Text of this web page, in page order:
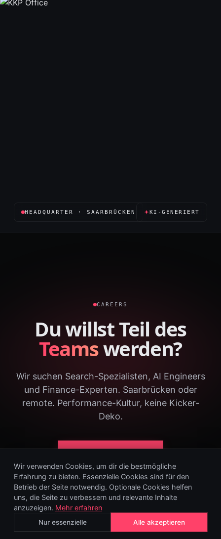
HEADQUARTER · SAARBRÜCKEN KI-GENERIERT
CAREERS
Du willst Teil des
Teamswerden?
Wir suchen Search-Spezialisten, AI Engineers
und Finance-Experten. Saarbrücken oder
remote. Performance-Kultur, keine Kicker-
Deko.
KEINE BERUFSEINSTEIGER · NUR SPEZIALISTEN
Wir verwenden Cookies, um dir die bestmögliche
Erfahrung zu bieten. Essenzielle Cookies sind für den
Betrieb der Seite notwendig. Optionale Cookies helfen
uns, die Seite zu verbessern und relevante Inhalte
anzuzeigen. Mehr erfahren
Nur essenzielle Alle akzeptieren